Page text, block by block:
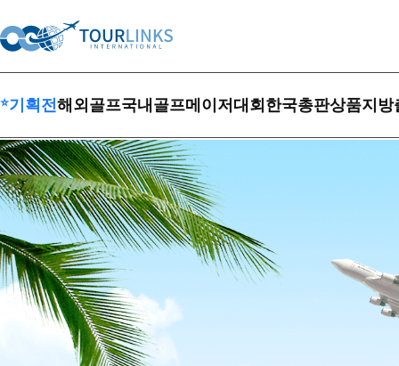
⭐기획전 해외골프국내골프메이저대회 한국총판상품지방